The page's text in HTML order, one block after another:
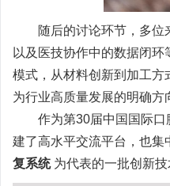
随后的讨论环节，多
以及医技协作中的数据闭
模式，从材料创新到加工方
为行业高质量发展的明确方
作为第30届中国国际
建了高水平交流平台，也集
复系统为代表的一批创新